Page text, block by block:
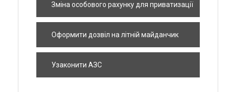
Зміна особового рахунку для приватизації
Оформити дозвіл на літній майданчик
Узаконити АЗС